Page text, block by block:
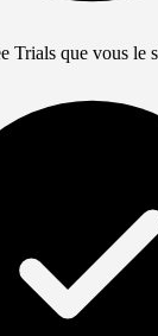
Trials que vous le